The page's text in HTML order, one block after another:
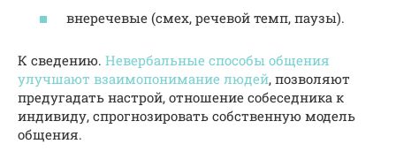
внеречевые (смех, речевой темп, паузы).
К сведению. Невербальные способы общения
улучшают взаимопонимание людей, позволяют
предугадать настрой, отношение собеседника к
индивиду, спрогнозировать собственную модель
общения.